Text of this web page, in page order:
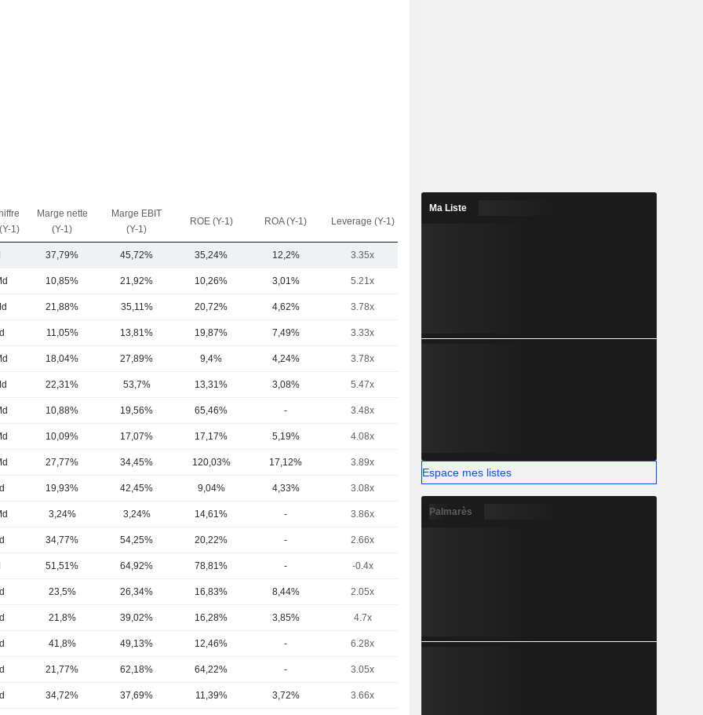
1)
Marge nette
(Y-1)
Marge EBIT
(Y-1)
ROE (Y-1) ROA (Y-1) Leverage (Y-1)
37,79% 45,72% 35,24% 12,2% 3.35x
10,85% 21,92% 10,26% 3,01% 5.21x
21,88% 35,11% 20,72% 4,62% 3.78x
11,05% 13,81% 19,87% 7,49% 3.33x
18,04% 27,89% 9,4% 4,24% 3.78x
22,31% 53,7% 13,31% 3,08% 5.47x
10,88% 19,56% 65,46% - 3.48x
10,09% 17,07% 17,17% 5,19% 4.08x
27,77% 34,45% 120,03% 17,12% 3.89x
19,93% 42,45% 9,04% 4,33% 3.08x
3,24% 3,24% 14,61% - 3.86x
34,77% 54,25% 20,22% - 2.66x
51,51% 64,92% 78,81% - -0.4x
23,5% 26,34% 16,83% 8,44% 2.05x
21,8% 39,02% 16,28% 3,85% 4.7x
41,8% 49,13% 12,46% - 6.28x
21,77% 62,18% 64,22% - 3.05x
34,72% 37,69% 11,39% 3,72% 3.66x
Ma Liste
Espace mes listes
Palmarès